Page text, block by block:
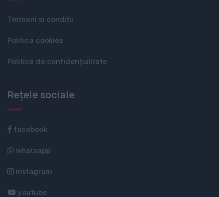
Termeni si conditii
Politica cookies
Politica de confidențialitate
Rețele sociale
facebook
whatsapp
instagram
youtube